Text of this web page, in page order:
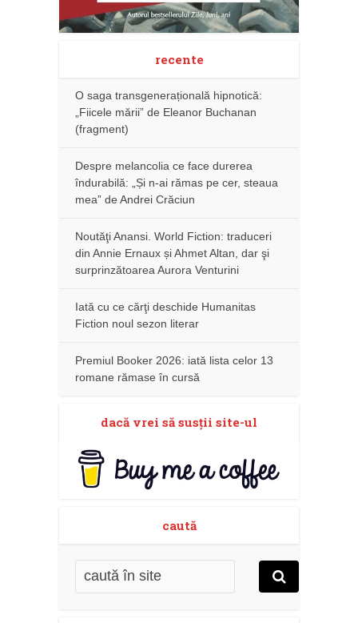
recente
O saga transgenerațională hipnotică:
„Fiicele mării” de Eleanor Buchanan
(fragment)
Despre melancolia ce face durerea
îndurabilă: „Și n-ai rămas pe cer, steaua
mea” de Andrei Crăciun
Noutăţi Anansi. World Fiction: traduceri
din Annie Ernaux și Ahmet Altan, dar şi
surprinzătoarea Aurora Venturini
Iată cu ce cărţi deschide Humanitas
Fiction noul sezon literar
Premiul Booker 2026: iată lista celor 13
romane rămase în cursă
dacă vrei să susţii site-ul
caută